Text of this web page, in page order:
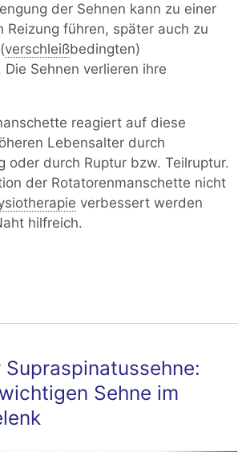
der Sehnen kann zu einer
Reizung führen, später auch zu
verschleißbedingten)
Die Sehnen verlieren ihre
reagiert auf diese
Lebensalter durch
oder durch Ruptur bzw. Teilruptur.
der Rotatorenmanschette nicht
verbessert werden
hilfreich.
Naht der Rotatorenmanschette
Supraspinatussehne:
Sehne im